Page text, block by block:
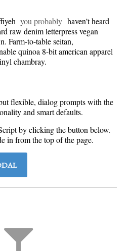
you probably haven’t heard
raw denim letterpress vegan
Farm-to-table seitan,
quinoa 8-bit american apparel
chambray.
flexible, dialog prompts with the
and smart defaults.
by clicking the button below.
in from the top of the page.